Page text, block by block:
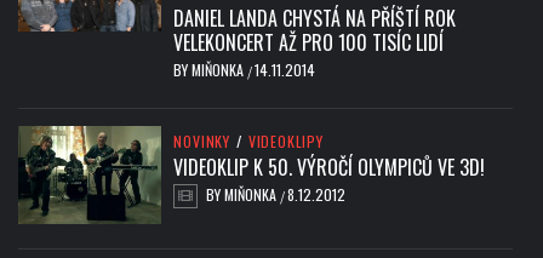
DANIEL LANDA CHYSTÁ NA PŘÍŠTÍ ROK
VELEKONCERT AŽ PRO 100 TISÍC LIDÍ
BYMIŇONKA /14.11.2014
NOVINKY / VIDEOKLIPY
VIDEOKLIP K 50. VÝROČÍ OLYMPICŮ VE 3D!
BYMIŇONKA /8.12.2012